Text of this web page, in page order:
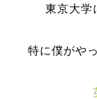
東京大学
特に僕がや